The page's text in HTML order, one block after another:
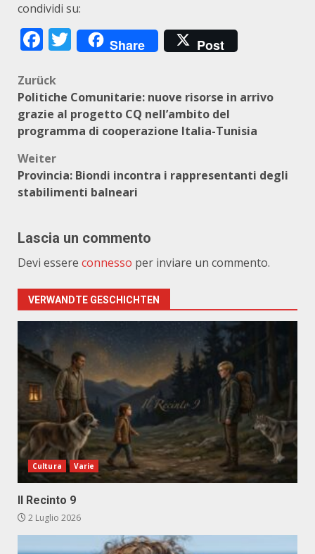
condividi su:
Facebook
Twitter
Share Post
Beitragsnavigation
Zurück
Politiche Comunitarie: nuove risorse in arrivo
grazie al progetto CQ nell’ambito del
programma di cooperazione Italia-Tunisia
Weiter
Provincia: Biondi incontra i rappresentanti degli
stabilimenti balneari
Lascia un commento
Devi essere connesso per inviare un commento.
VERWANDTE GESCHICHTEN
Cultura Varie
Il Recinto 9
2 Luglio 2026